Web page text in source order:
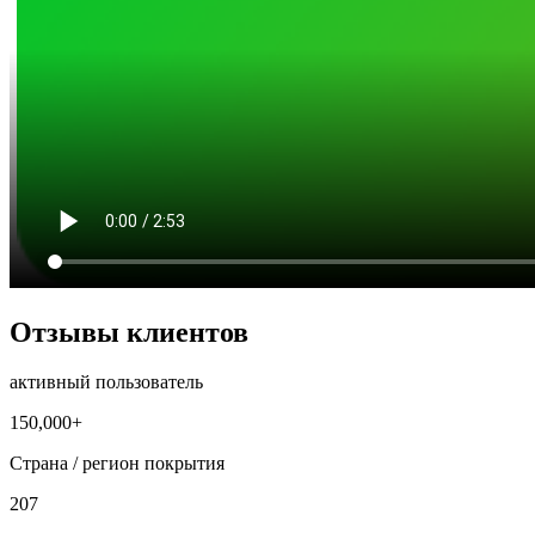
Отзывы клиентов
активный пользователь
150,000+
Страна / регион покрытия
207